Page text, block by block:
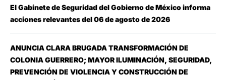
El Gabinete de Seguridad del Gobierno de México informa
acciones relevantes del 06 de agosto de 2026
ANUNCIA CLARA BRUGADA TRANSFORMACIÓN DE
COLONIA GUERRERO; MAYOR ILUMINACIÓN, SEGURIDAD,
PREVENCIÓN DE VIOLENCIA Y CONSTRUCCIÓN DE